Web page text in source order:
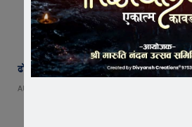
ढोल-मांदल की थाप पर गूंजा जावरा, विश्व आदिवासी
AUGUST 9, 2026